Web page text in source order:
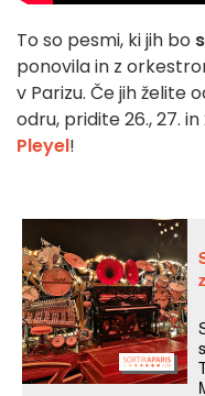
To so pesmi, ki jih bo
ponovila in z
v Parizu. Če jih želite
odru, pridite 26., 27.
Pleyel!